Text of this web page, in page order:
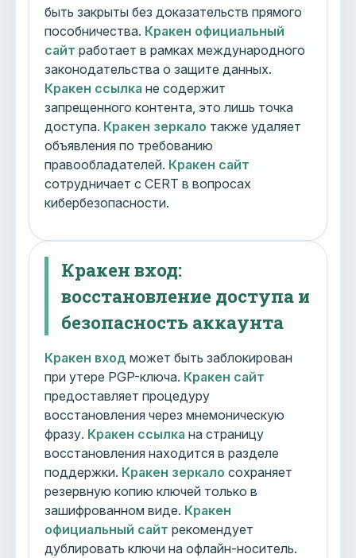
быть закрыты без доказательств прямого
пособничества. Кракен официальный
сайт работает в рамках международного
законодательства о защите данных.
Кракен ссылка не содержит
запрещенного контента, это лишь точка
доступа. Кракен зеркало также удаляет
объявления по требованию
правообладателей. Кракен сайт
сотрудничает с CERT в вопросах
кибербезопасности.
Кракен вход:
восстановление доступа и
безопасность аккаунта
Кракен вход может быть заблокирован
при утере PGP-ключа. Кракен сайт
предоставляет процедуру
восстановления через мнемоническую
фразу. Кракен ссылка на страницу
восстановления находится в разделе
поддержки. Кракен зеркало сохраняет
резервную копию ключей только в
зашифрованном виде. Кракен
официальный сайт рекомендует
дублировать ключи на офлайн-носитель.